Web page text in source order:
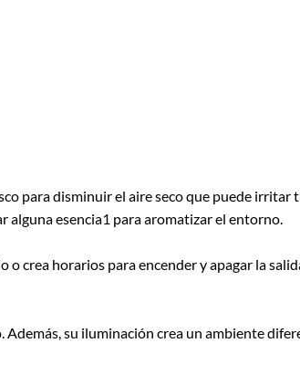
para disminuir el aire seco que puede irritar
alguna esencia1 para aromatizar el entorno.
crea horarios para encender y apagar la
su iluminación crea un ambiente